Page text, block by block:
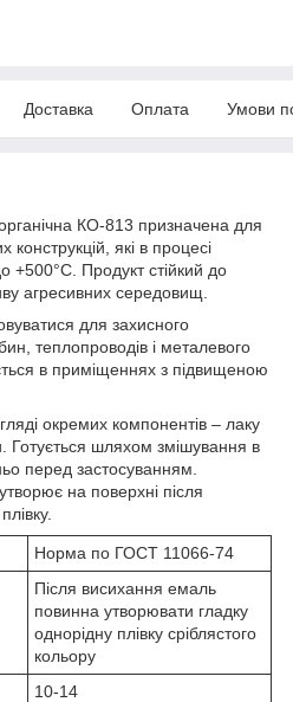
Доставка Оплата Умови
КО-813 призначена для
конструкцій, які в процесі
+500°С. Продукт стійкий до
агресивних середовищ.
для захисного
теплопроводів і металевого
в приміщеннях з підвищеною
окремих компонентів – лаку
Готується шляхом змішування в
перед застосуванням.
на поверхні після
Норма по ГОСТ 11066-74
Після висихання емаль
повинна утворювати гладку
однорідну плівку сріблястого
кольору
10-14